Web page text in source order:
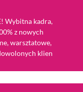
Wybitna kadra,
z nowych
warsztatowe,
klien